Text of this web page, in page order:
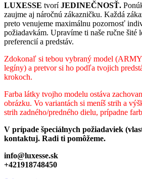
LUXESSE tvoríJEDINEČNOSŤ.
zaujme aj náročnú zákazničku. Každá
preto venujeme maximálnu pozornosť
požiadavkám. Upravíme ti naše ručne
preferencií a predstáv.
Zdokonaľ si tebou vybraný model
legíny) a pretvor si ho podľa tvojich
krokoch.
Farba látky tvojho modelu ostáva
obrázku. Vo variantách si meníš strih a
strih zadného/predného dielu, prípadne
V prípade špeciálnych požiadaviek
kontaktuj. Radi ti pomôžeme.
info@luxesse.sk
+421918748450